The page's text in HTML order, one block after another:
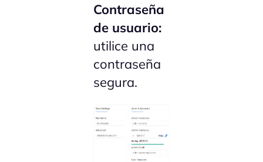
Contraseña
de usuario:
utilice una
contraseña
segura.